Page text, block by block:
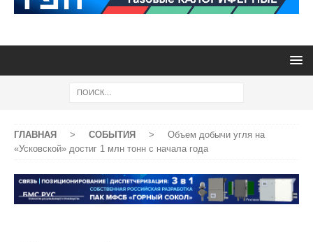
ГЛАВНАЯ > СОБЫТИЯ >
Объем добычи угля на
«Усковской» достиг 1 млн тонн с начала года